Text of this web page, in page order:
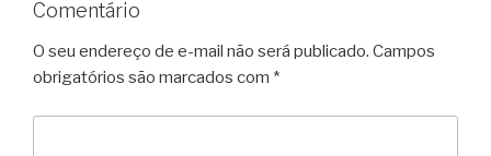
Comentário
O seu endereço de e-mail não será publicado. Campos
obrigatórios são marcados com *